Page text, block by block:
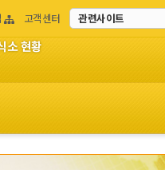
고객센터 관련사이트
소 현황